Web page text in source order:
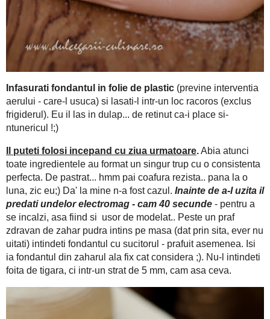
Il puteti folosi incepand cu ziua urmatoare.Abia atunci
trup cu o consistenta perfecta. De pastrat... hmm pai
mine n-a fost cazul.
Inainte de a-l uzita il predati undelor
se incalzi, asa fiind si usor de modelat.. Peste un praf
prin sita, ever nu uitati) intindeti fondantul cu sucitorul -